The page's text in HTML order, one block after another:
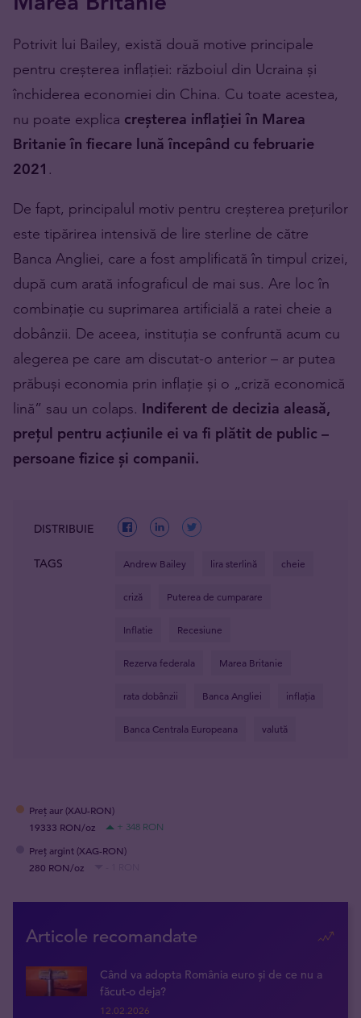
Potrivit lui Bailey, există două motive principale
pentru creșterea inflației: războiul din Ucraina și
închiderea economiei din China. Cu toate acestea,
nu poate explica creșterea inflației în Marea
Britanie în fiecare lună începând cu februarie
2021 .
De fapt, principalul motiv pentru creșterea prețurilor
este tipărirea intensivă de lire sterline de către
Banca Angliei, care a fost amplificată în timpul crizei,
după cum arată infograficul de mai sus. Are loc în
combinație cu suprimarea artificială a ratei cheie a
dobânzii. De aceea, instituția se confruntă acum cu
alegerea pe care am discutat-o anterior – ar putea
prăbuși economia prin inflație și o „criză economică
lină” sau un colaps. Indiferent de decizia aleasă,
prețul pentru acțiunile ei va fi plătit de public –
persoane fizice și companii.
DISTRIBUIE
TAGS Andrew Bailey lira sterlină cheie
criză Puterea de cumparare
Inflatie Recesiune
Rezerva federala Marea Britanie
rata dobânzii Banca Angliei inflația
Banca Centrala Europeana valută
Preț aur (XAU-RON)
19333 RON/oz
+ 348 RON
Preț argint (XAG-RON)
280 RON/oz
Articole recomandate
Când va adopta România euro și de ce nu a
făcut-o deja?
12.02.2026